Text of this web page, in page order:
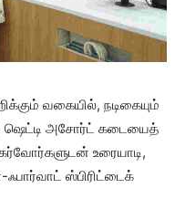
வகையில், நடிகையும்
ஷெட்டி அசோர்ட் கடையைத்
உரையாடி,
ஸ்பிரிட்டைக்